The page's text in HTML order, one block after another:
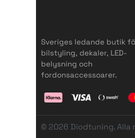
Sveriges ledande butik
bilstyling, dekaler, LED-
belysning och
fordonsaccessoarer.
© 2026 Diodtuning.